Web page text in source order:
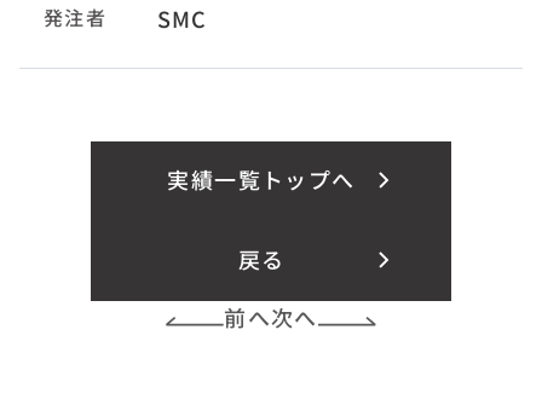
発注者 SMC
実績一覧トップへ
戻る
前へ次へ